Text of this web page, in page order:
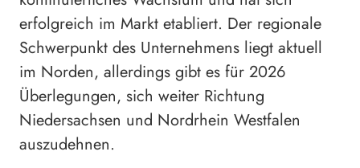
erfolgreich im Markt etabliert. Der regionale
Schwerpunkt des Unternehmens liegt aktuell
im Norden, allerdings gibt es für 2026
Überlegungen, sich weiter Richtung
Niedersachsen und Nordrhein Westfalen
auszudehnen.